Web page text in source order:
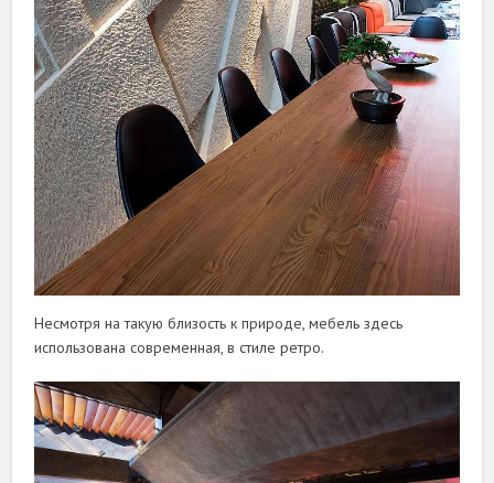
Несмотря на такую близость к природе, мебель здесь
использована современная, в стиле ретро.